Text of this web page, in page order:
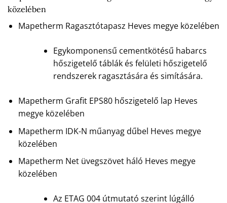
közelében
Mapetherm Ragasztótapasz Heves megye közelében
Egykomponensű cementkötésű habarcs
hőszigetelő táblák és felületi hőszigetelő
rendszerek ragasztására és simítására.
Mapetherm Grafit EPS80 hőszigetelő lap Heves
megye közelében
Mapetherm IDK-N műanyag dűbel Heves megye
közelében
Mapetherm Net üvegszövet háló Heves megye
közelében
Az ETAG 004 útmutató szerint lúgálló